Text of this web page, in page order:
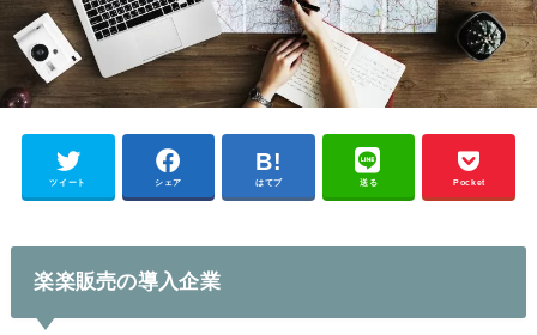
ツイート シェア はてブ 送る Pocket
楽楽販売の導入企業